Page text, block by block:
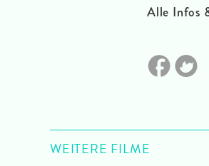
Alle Infos
WEITERE FILME